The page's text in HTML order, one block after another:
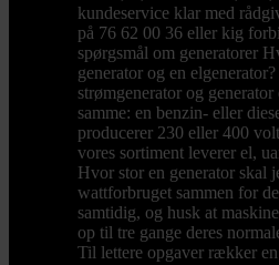
kundeservice klar med
på 76 62 00 36 eller kig
spørgsmål om generatorer
generator og en
strømgenerator og
samme: en benzin- eller
producerer 230 eller 400
vores sortiment leverer el,
Hvor stor en generator skal
wattforbruget sammen for
samtidig, og husk at
op til tre gange deres
Til lettere opgaver rækker